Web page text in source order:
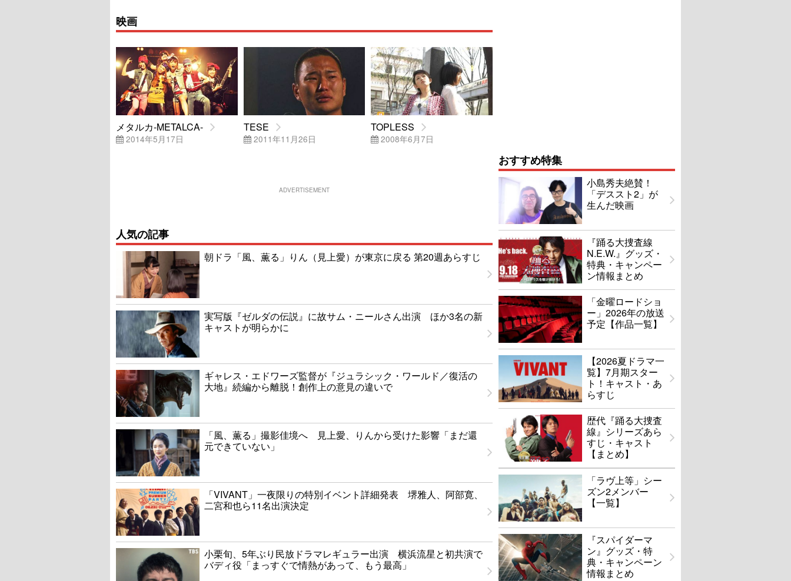
映画
メタルカ-METALCA-
2014年5月17日
TESE
2011年11月26日
TOPLESS
2008年6月7日
ADVERTISEMENT
人気の記事
朝ドラ「風、薫る」りん（見上愛）が東京に戻る 第20週あらすじ
実写版『ゼルダの伝説』に故サム・ニールさん出演 ほか3名の新
キャストが明らかに
ギャレス・エドワーズ監督が『ジュラシック・ワールド／復活の
大地』続編から離脱！創作上の意見の違いで
「風、薫る」撮影佳境へ 見上愛、りんから受けた影響「まだ還
元できていない」
「VIVANT」一夜限りの特別イベント詳細発表 堺雅人、阿部寛、
二宮和也ら11名出演決定
小栗旬、5年ぶり民放ドラマレギュラー出演 横浜流星と初共演で
バディ役「まっすぐで情熱があって、もう最高」
おすすめ特集
小島秀夫絶賛！
「デススト2」が
生んだ映画
『踊る大捜査線
N.E.W.』グッズ・
特典・キャンペー
ン情報まとめ
「金曜ロードショ
ー」2026年の放送
予定【作品一覧】
【2026夏ドラマ一
覧】7月期スター
ト！キャスト・あ
らすじ
歴代『踊る大捜査
線』シリーズあら
すじ・キャスト
【まとめ】
「ラヴ上等」シー
ズン2メンバー
【一覧】
『スパイダーマ
ン』グッズ・特
典・キャンペーン
情報まとめ